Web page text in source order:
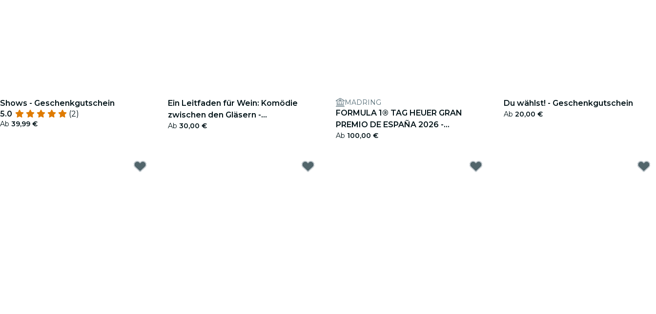
Shows - Geschenkgutschein
5.0
(2)
Ab 39,99 €
Ein Leitfaden für Wein: Komödie
zwischen den Gläsern -
Geschenkgutschein
Ab 30,00 €
MADRING
FORMULA 1® TAG HEUER GRAN
PREMIO DE ESPAÑA 2026 -
Geschenkgutschein
Ab 100,00 €
Du wählst! - Geschenkgutschein
Ab 20,00 €